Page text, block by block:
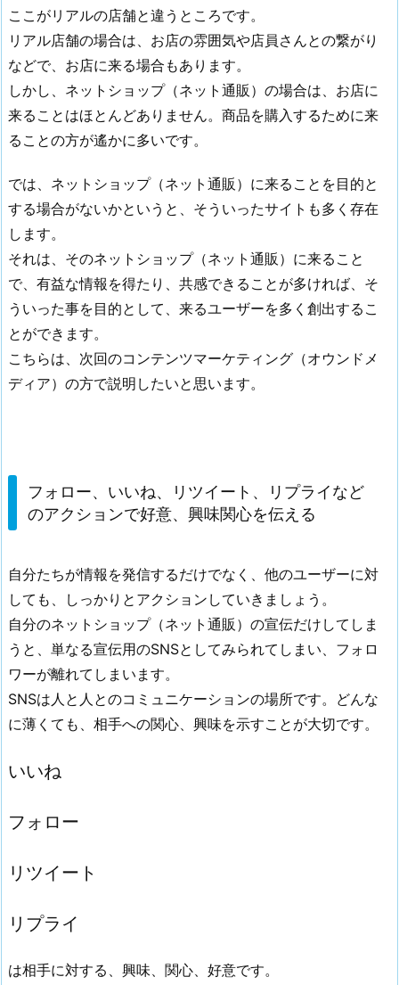
ここがリアルの店舗と違うところです。
リアル店舗の場合は、お店の雰囲気や店員さんとの繋がり
などで、お店に来る場合もあります。
しかし、ネットショップ（ネット通販）の場合は、お店に
来ることはほとんどありません。商品を購入するために来
ることの方が遙かに多いです。
では、ネットショップ（ネット通販）に来ることを目的と
する場合がないかというと、そういったサイトも多く存在
します。
それは、そのネットショップ（ネット通販）に来ること
で、有益な情報を得たり、共感できることが多ければ、そ
ういった事を目的として、来るユーザーを多く創出するこ
とができます。
こちらは、次回のコンテンツマーケティング（オウンドメ
ディア）の方で説明したいと思います。
フォロー、いいね、リツイート、リプライなど
のアクションで好意、興味関心を伝える
自分たちが情報を発信するだけでなく、他のユーザーに対
しても、しっかりとアクションしていきましょう。
自分のネットショップ（ネット通販）の宣伝だけしてしま
うと、単なる宣伝用のSNSとしてみられてしまい、フォロ
ワーが離れてしまいます。
SNSは人と人とのコミュニケーションの場所です。どんな
に薄くても、相手への関心、興味を示すことが大切です。
いいね
フォロー
リツイート
リプライ
は相手に対する、興味、関心、好意です。